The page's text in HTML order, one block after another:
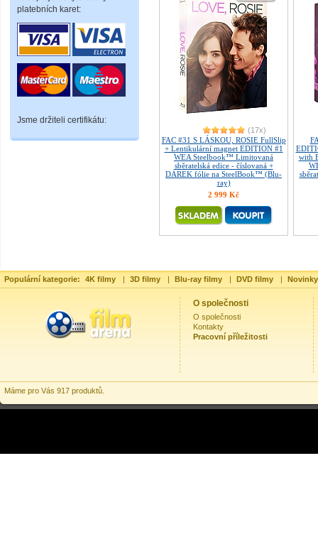
platebních karet:
Jsme držiteli certifikátu:
(17x)
FAC #31 S LÁSKOU, ROSIE FullSlip
+ Lentikulární magnet EDITION #1
WEA Steelbook™ Limitovaná
sběratelská edice - číslovaná +
DÁREK fólie na SteelBook™ (Blu-
ray)
2 999 Kč
with
Populární kategorie: 4K filmy | 3D filmy | Blu-ray filmy | DVD filmy |
O společnosti
O společnosti
Kontakty
Pracovní příležitosti
Máme pro Vás 917 produktů.